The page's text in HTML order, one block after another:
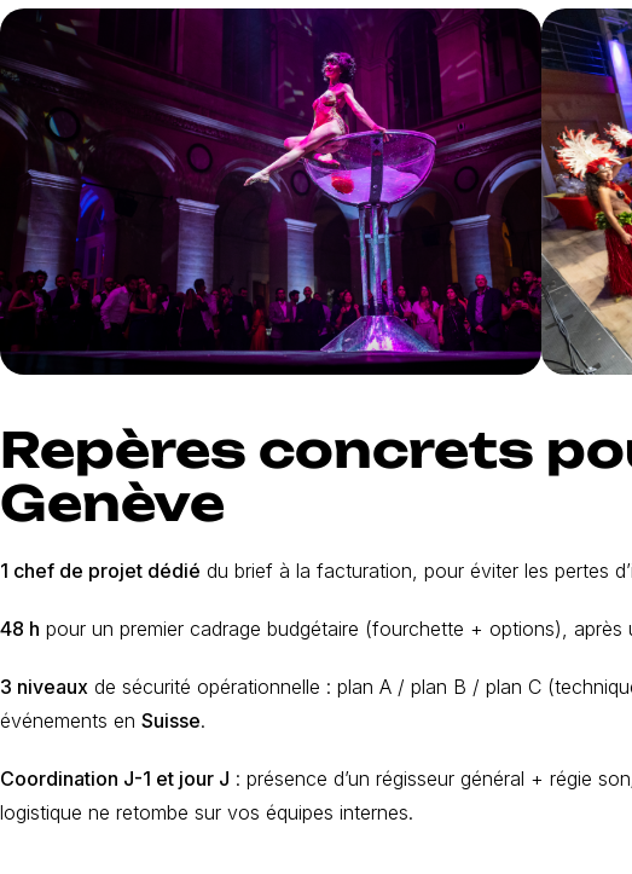
Repères concrets
Genève
1 chef de projet dédié du brief à la facturation, pour éviter les pertes
48 h pour un premier cadrage budgétaire (fourchette + options),
3 niveaux de sécurité opérationnelle : plan A / plan B / plan C
événements en Suisse.
Coordination J-1 et jour J : présence d’un régisseur général + régie
logistique ne retombe sur vos équipes internes.